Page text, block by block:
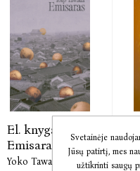
El. knyga
Emisaras
Yoko Tawada
Svetainėje
Jūsų patirtį, mes
užtikrinti saugų